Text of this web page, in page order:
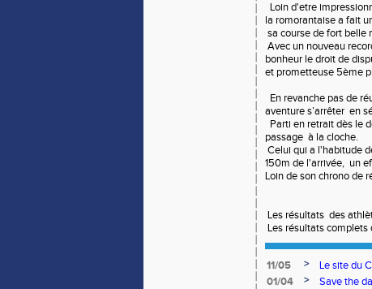
Loin d'etre
la romorantaise a fait
sa course de fort belle
Avec un nouveau
bonheur le droit de
et prometteuse 5ème
En revanche pas de
aventure s’arrêter en
Parti en retrait dès le
passage à la cloche.
Celui qui a l'habitude
150m de l'arrivée, un
Loin de son chrono de
Les résultats des
Les résultats complets
11/05 >
Le site du
01/04
>
Save the